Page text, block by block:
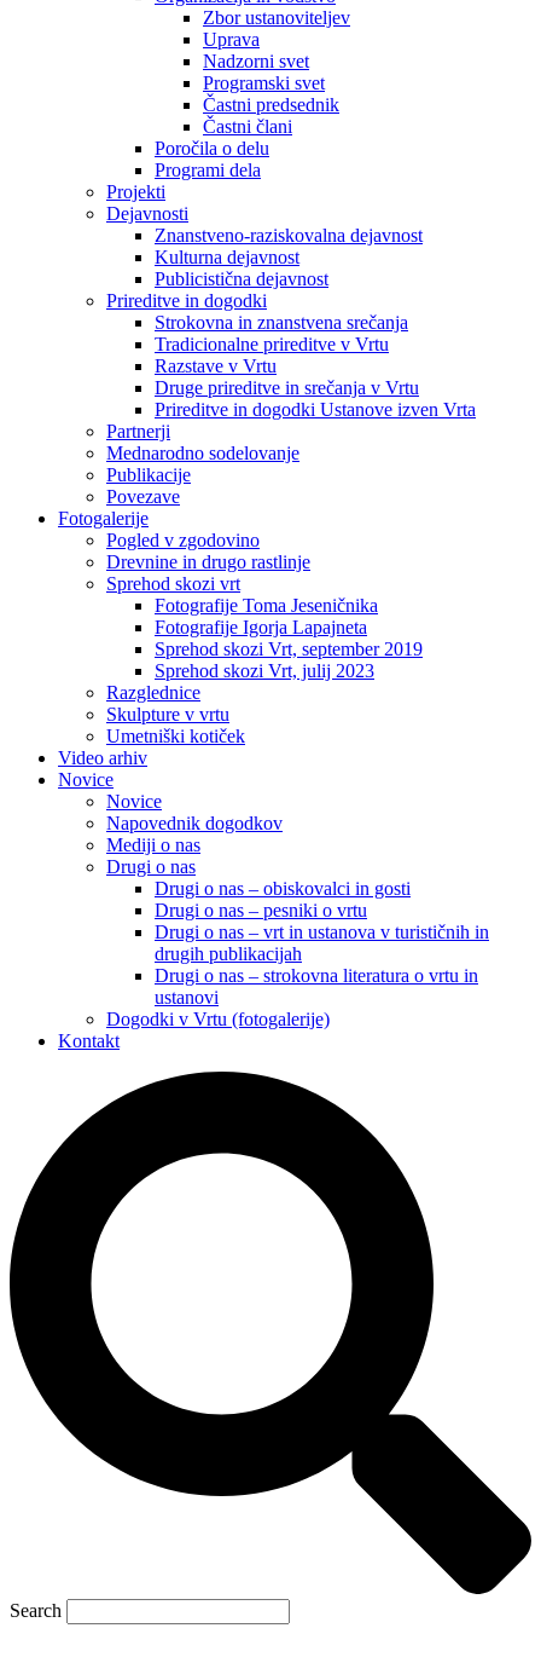
Zbor ustanoviteljev
Uprava
Nadzorni svet
Programski svet
Častni predsednik
Častni člani
Poročila o delu
Programi dela
Projekti
Dejavnosti
Znanstveno-raziskovalna dejavnost
Kulturna dejavnost
Publicistična dejavnost
Prireditve in dogodki
Strokovna in znanstvena srečanja
Tradicionalne prireditve v Vrtu
Razstave v Vrtu
Druge prireditve in srečanja v Vrtu
Prireditve in dogodki Ustanove izven Vrta
Partnerji
Mednarodno sodelovanje
Publikacije
Povezave
Fotogalerije
Pogled v zgodovino
Drevnine in drugo rastlinje
Sprehod skozi vrt
Fotografije Toma Jeseničnika
Fotografije Igorja Lapajneta
Sprehod skozi Vrt, september 2019
Sprehod skozi Vrt, julij 2023
Razglednice
Skulpture v vrtu
Umetniški kotiček
Video arhiv
Novice
Novice
Napovednik dogodkov
Mediji o nas
Drugi o nas
Drugi o nas – obiskovalci in gosti
Drugi o nas – pesniki o vrtu
Drugi o nas – vrt in ustanova v turističnih in
drugih publikacijah
Drugi o nas – strokovna literatura o vrtu in
ustanovi
Dogodki v Vrtu (fotogalerije)
Kontakt
Search